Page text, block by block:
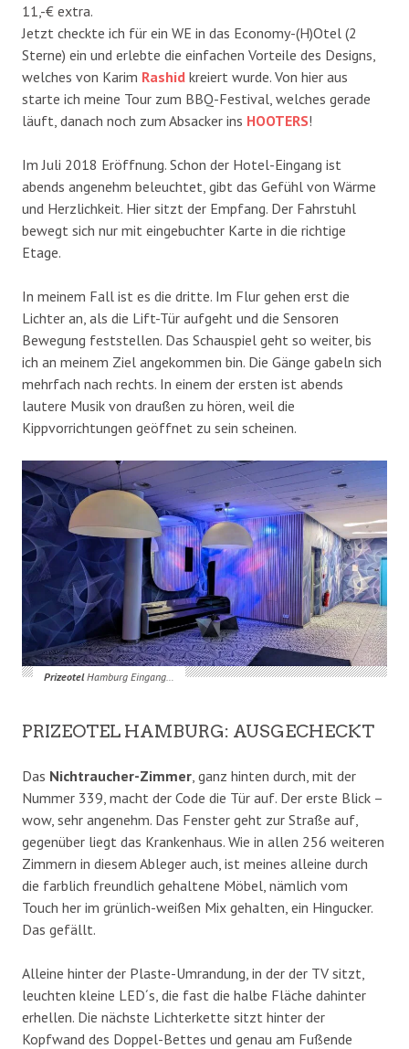
11,-€ extra.
Jetzt checkte ich für ein WE in das Economy-(H)Otel (2
Sterne) ein und erlebte die einfachen Vorteile des Designs,
welches von Karim Rashid kreiert wurde. Von hier aus
starte ich meine Tour zum BBQ-Festival, welches gerade
läuft, danach noch zum Absacker ins HOOTERS!
Im Juli 2018 Eröffnung. Schon der Hotel-Eingang ist
abends angenehm beleuchtet, gibt das Gefühl von Wärme
und Herzlichkeit. Hier sitzt der Empfang. Der Fahrstuhl
bewegt sich nur mit eingebuchter Karte in die richtige
Etage.
In meinem Fall ist es die dritte. Im Flur gehen erst die
Lichter an, als die Lift-Tür aufgeht und die Sensoren
Bewegung feststellen. Das Schauspiel geht so weiter, bis
ich an meinem Ziel angekommen bin. Die Gänge gabeln sich
mehrfach nach rechts. In einem der ersten ist abends
lautere Musik von draußen zu hören, weil die
Kippvorrichtungen geöffnet zu sein scheinen.
PrizeotelHamburg Eingang…
PRIZEOTEL HAMBURG: AUSGECHECKT
Das Nichtraucher-Zimmer , ganz hinten durch, mit der
Nummer 339, macht der Code die Tür auf. Der erste Blick –
wow, sehr angenehm. Das Fenster geht zur Straße auf,
gegenüber liegt das Krankenhaus. Wie in allen 256 weiteren
Zimmern in diesem Ableger auch, ist meines alleine durch
die farblich freundlich gehaltene Möbel, nämlich vom
Touch her im grünlich-weißen Mix gehalten, ein Hingucker.
Das gefällt.
Alleine hinter der Plaste-Umrandung, in der der TV sitzt,
leuchten kleine LED´s, die fast die halbe Fläche dahinter
erhellen. Die nächste Lichterkette sitzt hinter der
Kopfwand des Doppel-Bettes und genau am Fußende